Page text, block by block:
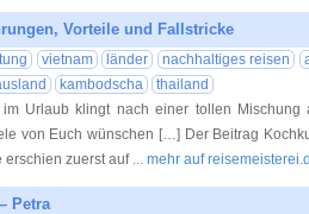
Vorteile und Fallstricke
vietnam länder nachhaltiges reisen
kambodscha
thailand
im Urlaub klingt nach einer tollen
von Euch wünschen […] Der Beitrag
erschien zuerst auf ... mehr auf
Petra